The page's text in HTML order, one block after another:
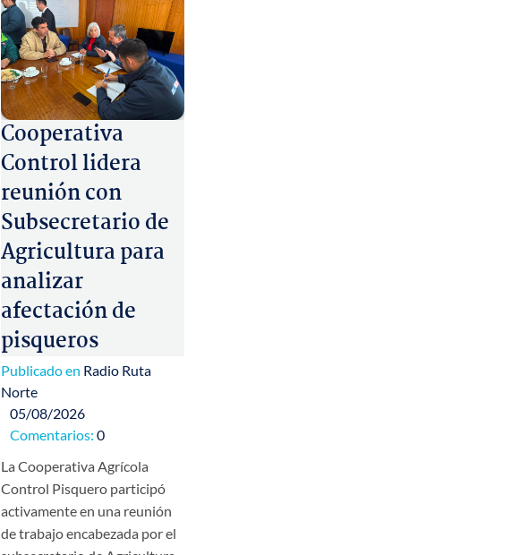
Cooperativa
Control lidera
reunión con
Subsecretario de
Agricultura para
analizar
afectación de
pisqueros
Publicado en Radio Ruta
Norte
05/08/2026
Comentarios: 0
La Cooperativa Agrícola
Control Pisquero participó
activamente en una reunión
de trabajo encabezada por el